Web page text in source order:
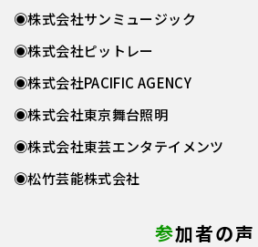
◉株式会社サンミュージック
◉株式会社ピットレー
◉株式会社PACIFIC AGENCY
◉株式会社東京舞台照明
◉株式会社東芸エンタテイメンツ
◉松竹芸能株式会社
参加者の声